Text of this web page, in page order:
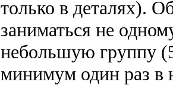
только в деталях).
заниматься не
небольшую группу
минимум один раз в